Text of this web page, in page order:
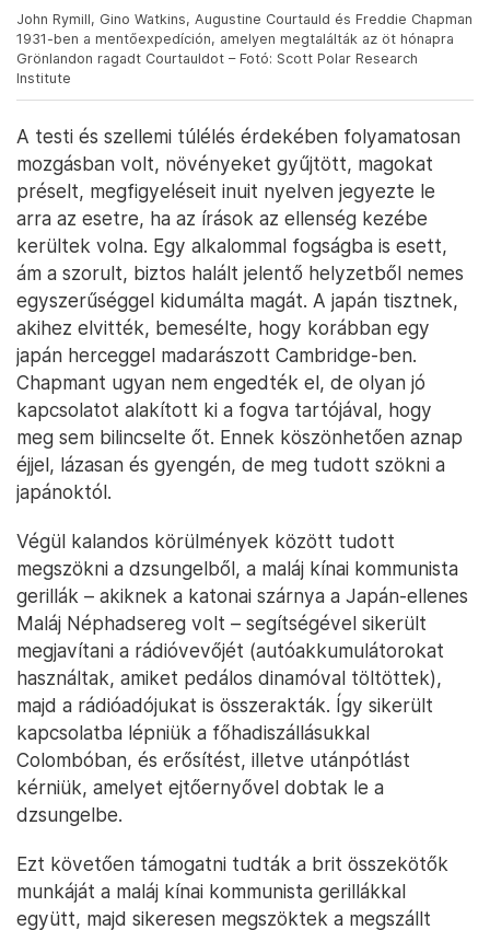
John Rymill, Gino Watkins, Augustine Courtauld és Freddie Chapman
1931-ben a mentőexpedíción, amelyen megtalálták az öt hónapra
Grönlandon ragadt Courtauldot – Fotó: Scott Polar Research
Institute
A testi és szellemi túlélés érdekében folyamatosan
mozgásban volt, növényeket gyűjtött, magokat
préselt, megfigyeléseit inuit nyelven jegyezte le
arra az esetre, ha az írások az ellenség kezébe
kerültek volna. Egy alkalommal fogságba is esett,
ám a szorult, biztos halált jelentő helyzetből nemes
egyszerűséggel kidumálta magát. A japán tisztnek,
akihez elvitték, bemesélte, hogy korábban egy
japán herceggel madarászott Cambridge-ben.
Chapmant ugyan nem engedték el, de olyan jó
kapcsolatot alakított ki a fogva tartójával, hogy
meg sem bilincselte őt. Ennek köszönhetően aznap
éjjel, lázasan és gyengén, de meg tudott szökni a
japánoktól.
Végül kalandos körülmények között tudott
megszökni a dzsungelből, a maláj kínai kommunista
gerillák – akiknek a katonai szárnya a Japán-ellenes
Maláj Néphadsereg volt – segítségével sikerült
megjavítani a rádióvevőjét (autóakkumulátorokat
használtak, amiket pedálos dinamóval töltöttek),
majd a rádióadójukat is összerakták. Így sikerült
kapcsolatba lépniük a főhadiszállásukkal
Colombóban, és erősítést, illetve utánpótlást
kérniük, amelyet ejtőernyővel dobtak le a
dzsungelbe.
Ezt követően támogatni tudták a brit összekötők
munkáját a maláj kínai kommunista gerillákkal
együtt, majd sikeresen megszöktek a megszállt